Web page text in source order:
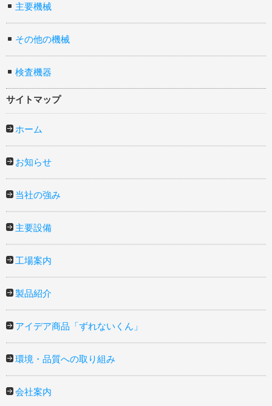
主要機械
その他の機械
検査機器
サイトマップ
ホーム
お知らせ
当社の強み
主要設備
工場案内
製品紹介
アイデア商品「ずれないくん」
環境・品質への取り組み
会社案内